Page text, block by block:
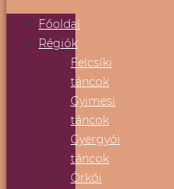
Főoldal
Régiók
Felcsíki
táncok
Gyimesi
táncok
Gyergyói
táncok
Örkői